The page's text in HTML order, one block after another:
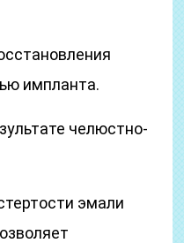
импланта.
челюстно-
эмали